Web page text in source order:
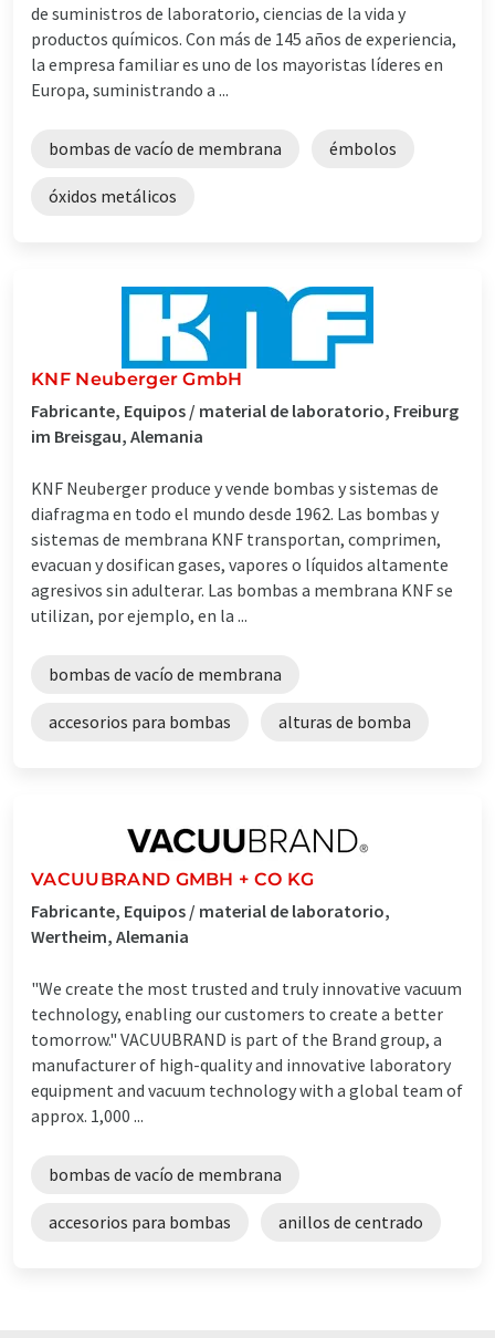
de suministros de laboratorio, ciencias de la vida y
productos químicos. Con más de 145 años de experiencia,
la empresa familiar es uno de los mayoristas líderes en
Europa, suministrando a ...
bombas de vacío de membrana émbolos
óxidos metálicos
KNF Neuberger GmbH
Fabricante, Equipos / material de laboratorio, Freiburg
im Breisgau, Alemania
KNF Neuberger produce y vende bombas y sistemas de
diafragma en todo el mundo desde 1962. Las bombas y
sistemas de membrana KNF transportan, comprimen,
evacuan y dosifican gases, vapores o líquidos altamente
agresivos sin adulterar. Las bombas a membrana KNF se
utilizan, por ejemplo, en la ...
bombas de vacío de membrana
accesorios para bombas alturas de bomba
VACUUBRAND GMBH + CO KG
Fabricante, Equipos / material de laboratorio,
Wertheim, Alemania
"We create the most trusted and truly innovative vacuum
technology, enabling our customers to create a better
tomorrow." VACUUBRAND is part of the Brand group, a
manufacturer of high-quality and innovative laboratory
equipment and vacuum technology with a global team of
approx. 1,000 ...
bombas de vacío de membrana
accesorios para bombas anillos de centrado